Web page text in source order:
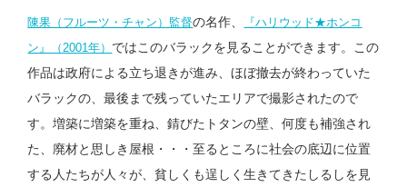
陳果（フルーツ・チャン）監督の名作、
『ハリウッド★ホンコ
ン』（2001年） ではこのバラックを見ることができます。この
作品は政府による立ち退きが進み、ほぼ撤去が終わっていた
バラックの、最後まで残っていたエリアで撮影されたので
す。増築に増築を重ね、錆びたトタンの壁、何度も補強され
た、廃材と思しき屋根・・・至るところに社会の底辺に位置
する人たちが人々が、貧しくも逞しく生きてきたしるしを見